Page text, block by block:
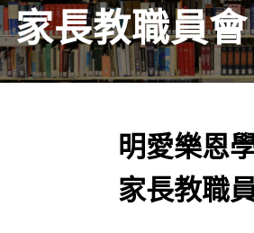
家長教職員會
明愛樂恩
家長教職